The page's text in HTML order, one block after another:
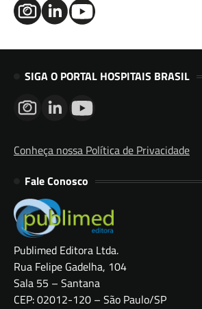
SIGA O PORTAL HOSPITAIS BRASIL
Conheça nossa Política de Privacidade
Fale Conosco
Publimed Editora Ltda.
Rua Felipe Gadelha, 104
Sala 55 – Santana
CEP: 02012-120 – São Paulo/SP